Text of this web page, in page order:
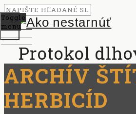
Protokol
Toggle
menu
ARCHÍV
HERBICÍD